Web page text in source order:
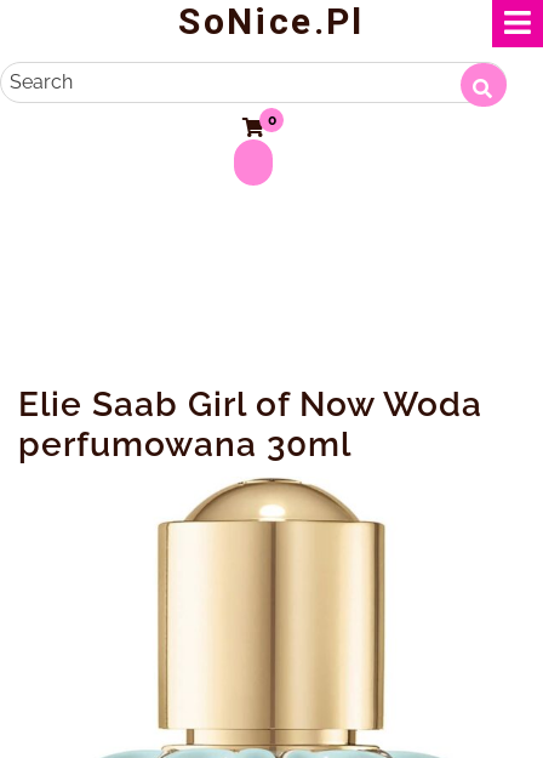
content
SoNice.pl
Search
0
Elie Saab Girl of Now Woda
perfumowana 30ml